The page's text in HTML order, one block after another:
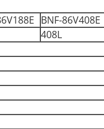
BNF-86V408E
408L